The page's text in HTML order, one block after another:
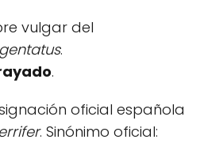
vulgar del
.
.
oficial española
. Sinónimo oficial: